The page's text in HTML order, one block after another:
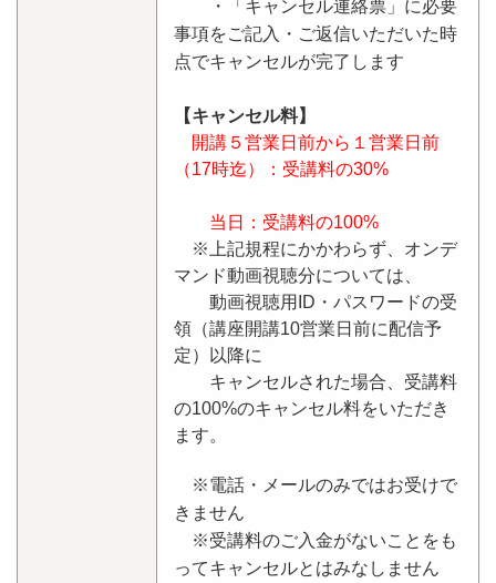
・「キャンセル連絡票」に必要
事項をご記入・ご返信いただいた時
点でキャンセルが完了します
【キャンセル料】
開講５営業日前から１営業日前
（17時迄）：受講料の30%
当日：受講料の100%
※上記規程にかかわらず、オンデ
マンド動画視聴分については、
動画視聴用ID・パスワードの受
領（講座開講10営業日前に配信予
定）以降に
キャンセルされた場合、受講料
の100%のキャンセル料をいただき
ます。
※電話・メールのみではお受けで
きません
※受講料のご入金がないことをも
ってキャンセルとはみなしません